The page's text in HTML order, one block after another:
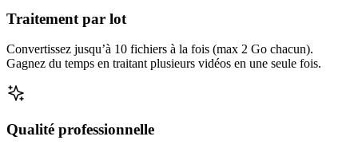
Traitement par lot
Convertissez jusqu’à 10 fichiers à la fois (max 2 Go chacun).
Gagnez du temps en traitant plusieurs vidéos en une seule fois.
Qualité professionnelle